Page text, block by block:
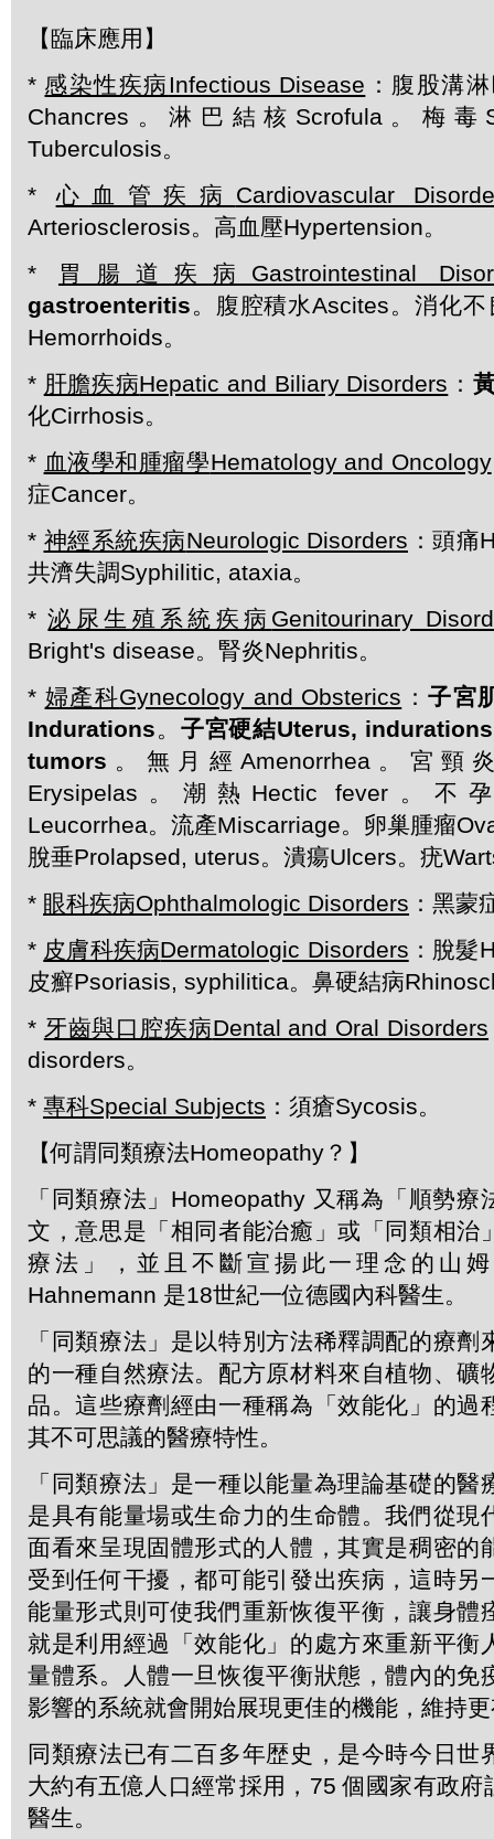
【臨床應用】
* 感染性疾病 Infectious Disease ：腹股溝
Chancres。淋巴結核Scrofula。梅毒
Tuberculosis。
*心血管疾病 Cardiovascular
Arteriosclerosis。高血壓Hypertension。
*
胃腸道疾病 Gastrointestinal
gastroenteritis。腹腔積水Ascites。消化
Hemorrhoids。
* 肝膽疾病Hepatic and Biliary Disorders ：
化Cirrhosis。
* 血液學和腫瘤學Hematology and Oncology
症Cancer。
* 神經系統疾病Neurologic Disorders ：頭痛
共濟失調Syphilitic, ataxia。
*泌尿生殖系統疾病 Genitourinary
Bright's disease。腎炎Nephritis。
* 婦產科Gynecology and Obsterics ：子宮
Indurations。 子宮硬結Uterus, indurations
tumors 。無月經Amenorrhea。宮頸
Erysipelas。潮熱Hectic fever。不
Leucorrhea。流產Miscarriage。卵巢腫瘤
脫垂Prolapsed, uterus。潰瘍Ulcers。疣
* 眼科疾病Ophthalmologic Disorders ：黑蒙
* 皮膚科疾病Dermatologic Disorders ：脫髮
皮癬Psoriasis, syphilitica。鼻硬結病
* 牙齒與口腔疾病Dental and Oral Disorders
disorders。
* 專科Special Subjects ：須瘡Sycosis。
【何謂同類療法Homeopathy？】
「同類療法」Homeopathy 又稱為「順勢療
文，意思是「相同者能治癒」或「同類相治
療法」，並且不斷宣揚此一理念的山
Hahnemann 是18世紀一位德國內科醫生。
「同類療法」是以特別方法稀釋調配的療劑
的一種自然療法。配方原材料來自植物、礦
品。這些療劑經由一種稱為「效能化」的過
其不可思議的醫療特性。
「同類療法」是一種以能量為理論基礎的醫
是具有能量場或生命力的生命體。我們從現
面看來呈現固體形式的人體，其實是稠密的
受到任何干擾，都可能引發出疾病，這時另
能量形式則可使我們重新恢復平衡，讓身體
就是利用經過「效能化」的處方來重新平衡
量體系。人體一旦恢復平衡狀態，體內的免
影響的系統就會開始展現更佳的機能，維持
同類療法已有二百多年歴史，是今時今日世
大約有五億人口經常採用，75 個國家有政府
醫生。